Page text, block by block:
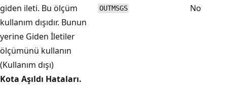
giden ileti. Bu ölçüm
kullanım dışıdır. Bunun
yerine Giden İletiler
ölçümünü kullanın
(Kullanım dışı)
OUTMSGS No
Kota Aşıldı Hataları.